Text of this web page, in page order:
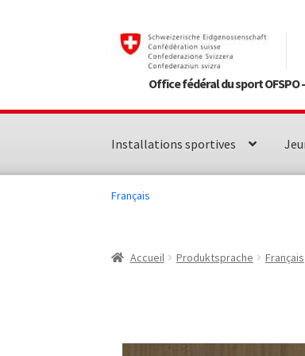
Aller
Aller
contenuOffice fédéral du sport OFSPO
Installations sportives
Français
Accueil Produktsprache Français